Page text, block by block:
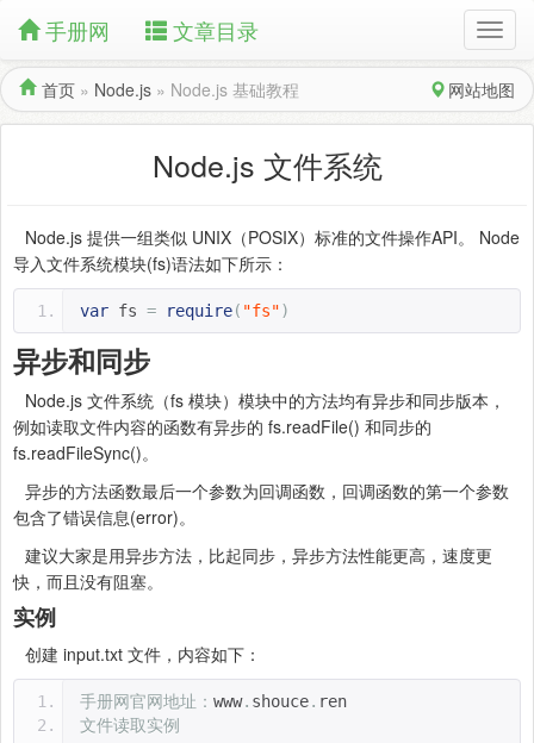
手册网 文章目录
首页 » Node.js » Node.js 基础教程 网站地图
Node.js 文件系统
Node.js 提供一组类似 UNIX（POSIX）标准的文件操作API。 Node
导入文件系统模块(fs)语法如下所示：
var fs = require( "fs")
异步和同步
Node.js 文件系统（fs 模块）模块中的方法均有异步和同步版本，
例如读取文件内容的函数有异步的 fs.readFile() 和同步的
fs.readFileSync()。
异步的方法函数最后一个参数为回调函数，回调函数的第一个参数
包含了错误信息(error)。
建议大家是用异步方法，比起同步，异步方法性能更高，速度更
快，而且没有阻塞。
实例
创建 input.txt 文件，内容如下：
手册网官网地址： www. shouce. ren
文件读取实例